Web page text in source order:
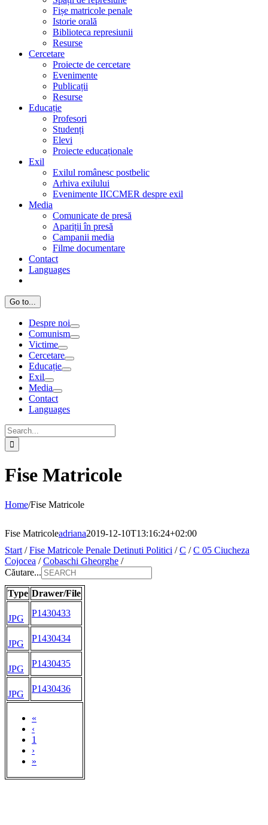
Fișe matricole penale
Istorie orală
Biblioteca represiunii
Resurse
Cercetare
Proiecte de cercetare
Evenimente
Publicații
Resurse
Educație
Profesori
Studenți
Elevi
Proiecte educaționale
Exil
Exilul românesc postbelic
Arhiva exilului
Evenimente IICCMER despre exil
Media
Comunicate de presă
Apariții în presă
Campanii media
Filme documentare
Contact
Languages
Go to...
Despre noi
Comunism
Victime
Cercetare
Educație
Exil
Media
Contact
Languages
Search
for:
Fise Matricole
Home/Fise Matricole
Fise Matricoleadriana2019-12-10T13:16:24+02:00
Start /Fise Matricole Penale Detinuti Politici /C /C 05 Ciucheza
Cojocea /Cobaschi Gheorghe /
Căutare...
Type Drawer/File
«
‹
1
›
»
JPG
P1430433
JPG
P1430434
JPG
P1430435
JPG
P1430436